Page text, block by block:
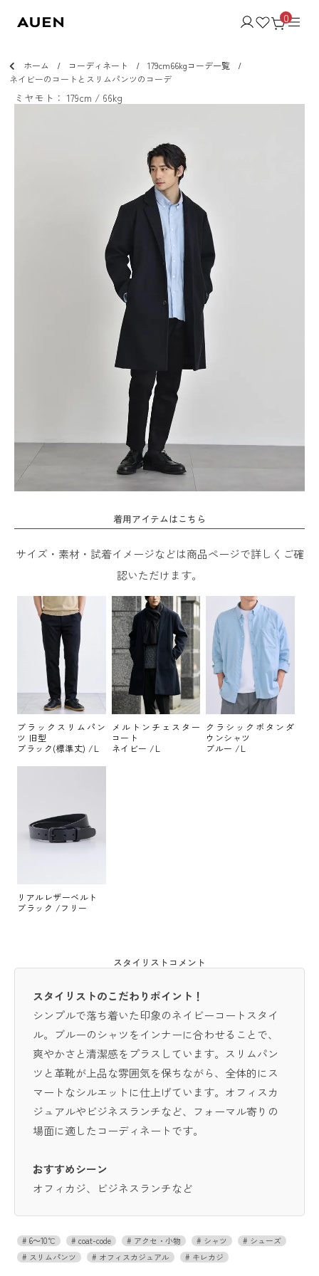
0
ホーム コーディネート
179cm66kgコーデ一覧
ネイビーのコートとスリムパンツのコーデ
ミヤモト： 179cm / 66kg
着用アイテムはこちら
サイズ・素材・試着イメージなどは商品ページで詳しくご確
認いただけます。
ブラックスリムパン
ツ 旧型
ブラック(標準丈) /L
メルトンチェスター
コート
ネイビー /L
クラシックボタンダ
ウンシャツ
ブルー /L
リアルレザーベルト
ブラック /フリー
スタイリストコメント
スタイリストのこだわりポイント！
シンプルで落ち着いた印象のネイビーコートスタイ
ル。ブルーのシャツをインナーに合わせることで、
爽やかさと清潔感をプラスしています。スリムパン
ツと革靴が上品な雰囲気を保ちながら、全体的にス
マートなシルエットに仕上げています。オフィスカ
ジュアルやビジネスランチなど、フォーマル寄りの
場面に適したコーディネートです。
おすすめシーン
オフィカジ、ビジネスランチなど
6～10℃ coat-code アクセ・小物 シャツ
シューズ
スリムパンツ
オフィスカジュアル キレカジ